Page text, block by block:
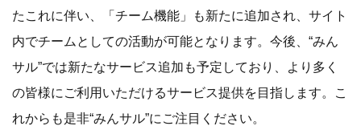
たこれに伴い、「チーム機能」も新たに追加され、サイト
内でチームとしての活動が可能となります。今後、“みん
サル”では新たなサービス追加も予定しており、より多く
の皆様にご利用いただけるサービス提供を目指します。こ
れからも是非“みんサル”にご注目ください。